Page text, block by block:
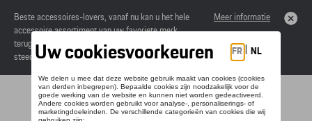
Beste accessoires-lovers, vanaf nu kan u het hele
accessoire assortiment van uw favoriete merk
terugvinden in de online catalogus. Deze kunnen
steeds besteld worden via uw dealer.
Meer informatie
Toggle navigation